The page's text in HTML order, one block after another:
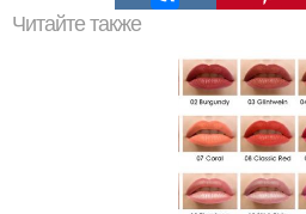
Читайте также